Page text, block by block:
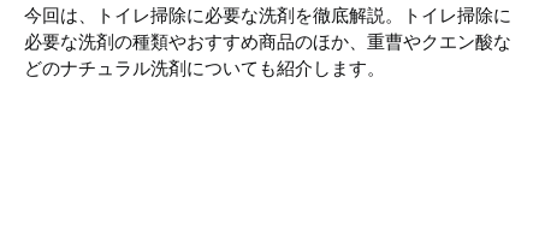
今回は、トイレ掃除に必要な洗剤を徹底解説。トイレ掃除に
必要な洗剤の種類やおすすめ商品のほか、重曹やクエン酸な
どのナチュラル洗剤についても紹介します。